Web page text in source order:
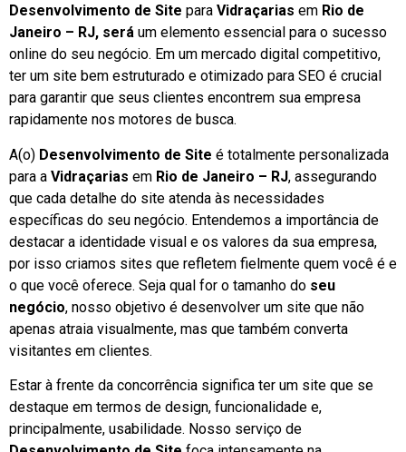
Desenvolvimento de Site para Vidraçarias em Rio de
Janeiro – RJ, será um elemento essencial para o sucesso
online do seu negócio. Em um mercado digital competitivo,
ter um site bem estruturado e otimizado para SEO é crucial
para garantir que seus clientes encontrem sua empresa
rapidamente nos motores de busca.
A(o) Desenvolvimento de Site é totalmente personalizada
para a Vidraçarias em Rio de Janeiro – RJ, assegurando
que cada detalhe do site atenda às necessidades
específicas do seu negócio. Entendemos a importância de
destacar a identidade visual e os valores da sua empresa,
por isso criamos sites que refletem fielmente quem você é e
o que você oferece. Seja qual for o tamanho do seu
negócio, nosso objetivo é desenvolver um site que não
apenas atraia visualmente, mas que também converta
visitantes em clientes.
Estar à frente da concorrência significa ter um site que se
destaque em termos de design, funcionalidade e,
principalmente, usabilidade. Nosso serviço de